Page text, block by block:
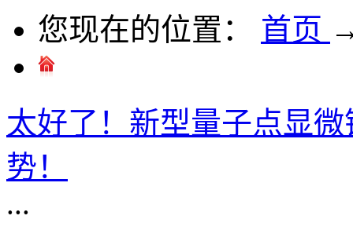
您现在的位置：
首页
太好了！新型量子点显
势！
...